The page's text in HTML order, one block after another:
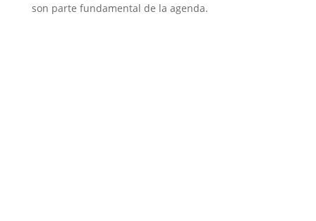
son parte fundamental de la agenda.